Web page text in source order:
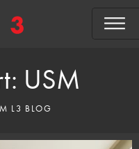
USM
L3 BLOG